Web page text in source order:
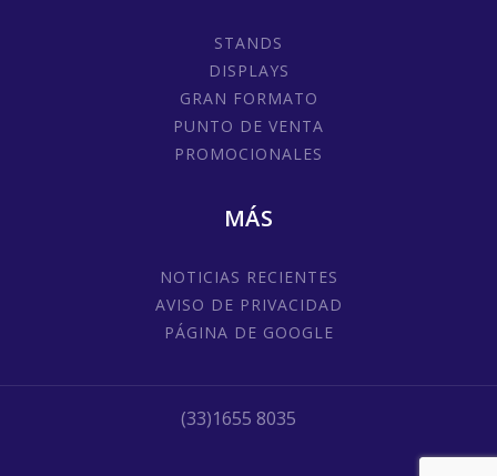
STANDS
DISPLAYS
GRAN FORMATO
PUNTO DE VENTA
PROMOCIONALES
MÁS
NOTICIAS RECIENTES
AVISO DE PRIVACIDAD
PÁGINA DE GOOGLE
(33)1655 8035